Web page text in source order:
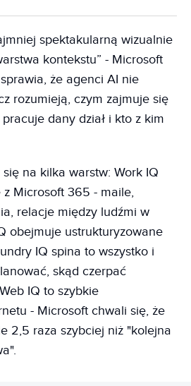
spektakularną wizualnie
kontekstu” - Microsoft
że agenci AI nie
rozumieją, czym zajmuje się
dany dział i kto z kim
na kilka warstw: Work IQ
Microsoft 365 - maile,
relacje między ludźmi w
obejmuje ustrukturyzowane
IQ spina to wszystko i
skąd czerpać
IQ to szybkie
- Microsoft chwali się, że
2,5 raza szybciej niż "kolejna